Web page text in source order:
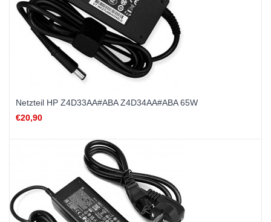
Netzteil HP Z4D33AA#ABA Z4D34AA#ABA 65W
€20,90